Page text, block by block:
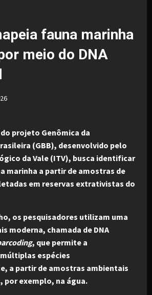
fauna marinha
meio do DNA
projeto Genômica da
(GBB), desenvolvido pelo
da Vale (ITV), busca identificar
marinha a partir de amostras de
em reservas extrativistas do
os pesquisadores utilizam uma
moderna, chamada de DNA
, que permite a
espécies
a partir de amostras ambientais
por exemplo, na água.